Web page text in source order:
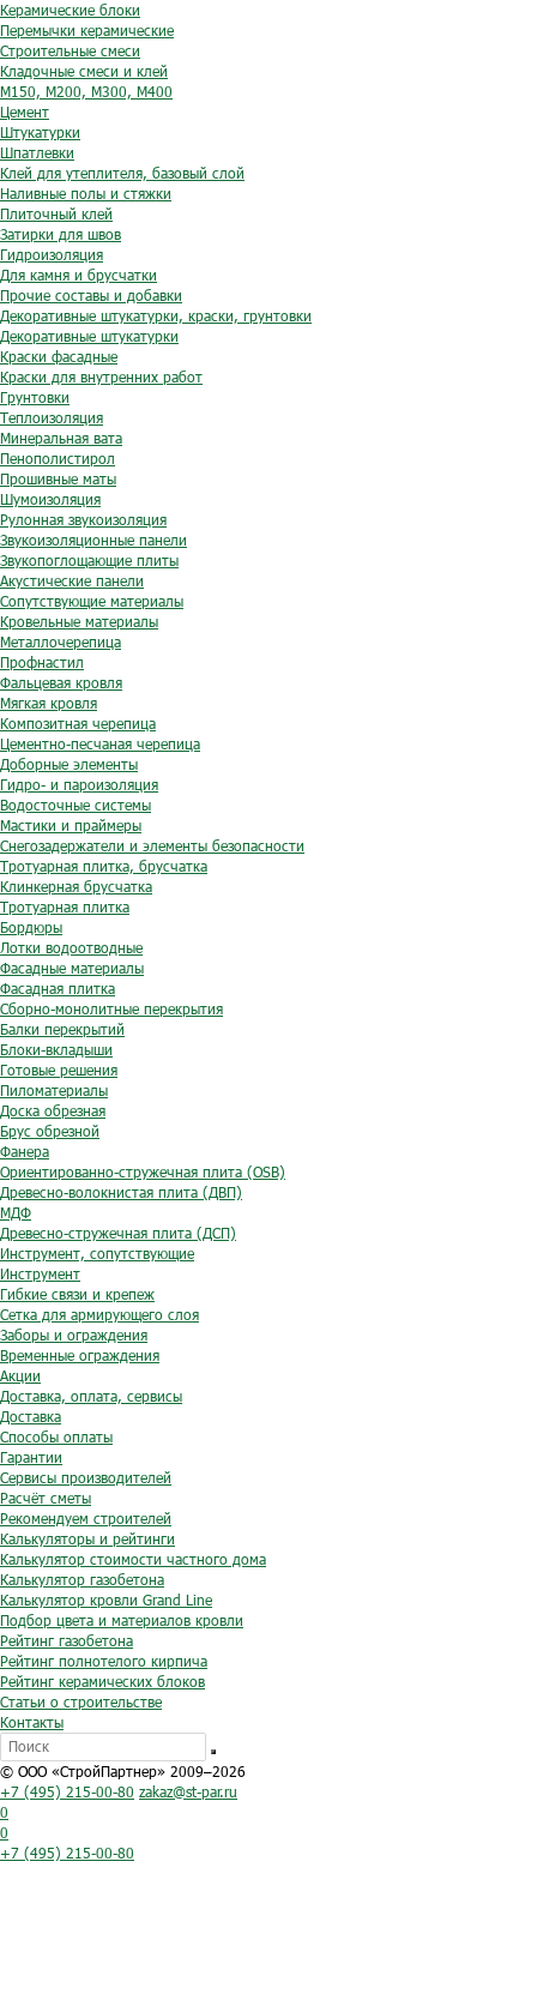
Керамические блоки
Перемычки керамические
Строительные смеси
Кладочные смеси и клей
М150, М200, М300, М400
Цемент
Штукатурки
Шпатлевки
Клей для утеплителя, базовый слой
Наливные полы и стяжки
Плиточный клей
Затирки для швов
Гидроизоляция
Для камня и брусчатки
Прочие составы и добавки
Декоративные штукатурки, краски, грунтовки
Декоративные штукатурки
Краски фасадные
Краски для внутренних работ
Грунтовки
Теплоизоляция
Минеральная вата
Пенополистирол
Прошивные маты
Шумоизоляция
Рулонная звукоизоляция
Звукоизоляционные панели
Звукопоглощающие плиты
Акустические панели
Сопутствующие материалы
Кровельные материалы
Металлочерепица
Профнастил
Фальцевая кровля
Мягкая кровля
Композитная черепица
Цементно-песчаная черепица
Доборные элементы
Гидро- и пароизоляция
Водосточные системы
Мастики и праймеры
Снегозадержатели и элементы безопасности
Тротуарная плитка, брусчатка
Клинкерная брусчатка
Тротуарная плитка
Бордюры
Лотки водоотводные
Фасадные материалы
Фасадная плитка
Сборно-монолитные перекрытия
Балки перекрытий
Блоки-вкладыши
Готовые решения
Пиломатериалы
Доска обрезная
Брус обрезной
Фанера
Ориентированно-стружечная плита (OSB)
Древесно-волокнистая плита (ДВП)
МДФ
Древесно-стружечная плита (ДСП)
Инструмент, сопутствующие
Инструмент
Гибкие связи и крепеж
Сетка для армирующего слоя
Заборы и ограждения
Временные ограждения
Акции
Доставка, оплата, сервисы
Доставка
Способы оплаты
Гарантии
Сервисы производителей
Расчёт сметы
Рекомендуем строителей
Калькуляторы и рейтинги
Калькулятор стоимости частного дома
Калькулятор газобетона
Калькулятор кровли Grand Line
Подбор цвета и материалов кровли
Рейтинг газобетона
Рейтинг полнотелого кирпича
Рейтинг керамических блоков
Статьи о строительстве
Контакты
© ООО «СтройПартнер» 2009–2026
+7 (495) 215-00-80 zakaz@st-par.ru
0
0
+7 (495) 215-00-80